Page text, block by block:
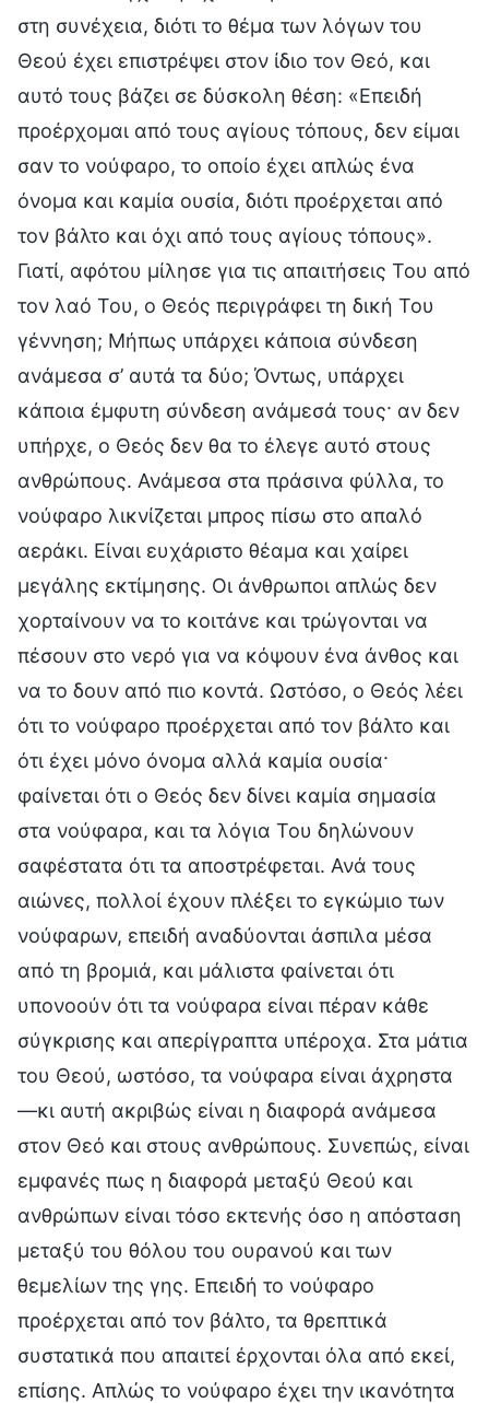
στη συνέχεια, διότι το θέμα των λόγων του
Θεού έχει επιστρέψει στον ίδιο τον Θεό, και
αυτό τους βάζει σε δύσκολη θέση: «Επειδή
προέρχομαι από τους αγίους τόπους, δεν είμαι
σαν το νούφαρο, το οποίο έχει απλώς ένα
όνομα και καμία ουσία, διότι προέρχεται από
τον βάλτο και όχι από τους αγίους τόπους».
Γιατί, αφότου μίλησε για τις απαιτήσεις Του από
τον λαό Του, ο Θεός περιγράφει τη δική Του
γέννηση; Μήπως υπάρχει κάποια σύνδεση
ανάμεσα σ’ αυτά τα δύο; Όντως, υπάρχει
κάποια έμφυτη σύνδεση ανάμεσά τους· αν δεν
υπήρχε, ο Θεός δεν θα το έλεγε αυτό στους
ανθρώπους. Ανάμεσα στα πράσινα φύλλα, το
νούφαρο λικνίζεται μπρος πίσω στο απαλό
αεράκι. Είναι ευχάριστο θέαμα και χαίρει
μεγάλης εκτίμησης. Οι άνθρωποι απλώς δεν
χορταίνουν να το κοιτάνε και τρώγονται να
πέσουν στο νερό για να κόψουν ένα άνθος και
να το δουν από πιο κοντά. Ωστόσο, ο Θεός λέει
ότι το νούφαρο προέρχεται από τον βάλτο και
ότι έχει μόνο όνομα αλλά καμία ουσία·
φαίνεται ότι ο Θεός δεν δίνει καμία σημασία
στα νούφαρα, και τα λόγια Του δηλώνουν
σαφέστατα ότι τα αποστρέφεται. Ανά τους
αιώνες, πολλοί έχουν πλέξει το εγκώμιο των
νούφαρων, επειδή αναδύονται άσπιλα μέσα
από τη βρομιά, και μάλιστα φαίνεται ότι
υπονοούν ότι τα νούφαρα είναι πέραν κάθε
σύγκρισης και απερίγραπτα υπέροχα. Στα μάτια
του Θεού, ωστόσο, τα νούφαρα είναι άχρηστα
—κι αυτή ακριβώς είναι η διαφορά ανάμεσα
στον Θεό και στους ανθρώπους. Συνεπώς, είναι
εμφανές πως η διαφορά μεταξύ Θεού και
ανθρώπων είναι τόσο εκτενής όσο η απόσταση
μεταξύ του θόλου του ουρανού και των
θεμελίων της γης. Επειδή το νούφαρο
προέρχεται από τον βάλτο, τα θρεπτικά
συστατικά που απαιτεί έρχονται όλα από εκεί,
επίσης. Απλώς το νούφαρο έχει την ικανότητα